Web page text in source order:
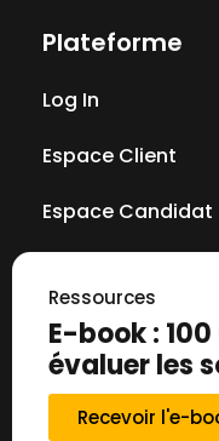
Plateforme
Log In
Espace Client
Espace Candidat
Ressources
E-book :
évaluer les
Recevoir l'e-